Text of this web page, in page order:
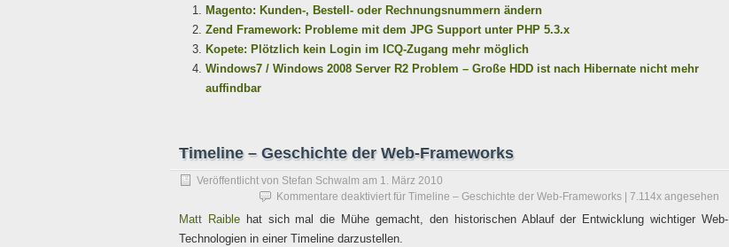
Magento: Kunden-, Bestell- oder Rechnungsnummern ändern
Zend Framework: Probleme mit dem JPG Support unter PHP 5.3.x
Kopete: Plötzlich kein Login im ICQ-Zugang mehr möglich
Windows7 / Windows 2008 Server R2 Problem – Große HDD ist nach Hibernate nicht mehr
auffindbar
Timeline – Geschichte der Web-Frameworks
Veröffentlicht von Stefan Schwalm am 1. März 2010
Kommentare deaktiviert für Timeline – Geschichte der Web-Frameworks | 7.114x angesehen
Matt Raiblehat sich mal die Mühe gemacht, den historischen Ablauf der Entwicklung wichtiger Web-
Technologien in einer Timeline darzustellen.